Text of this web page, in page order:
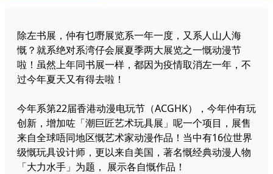
除左书展，仲有乜嘢展览系一年一度，又系人山人海
慨？就系绝对系湾仔会展夏季两大展览之一慨动漫节
啦！虽然上年同书展一样，都因为疫情取消左一年，不
过今年夏天又有得去啦！
今年系第22届香港动漫电玩节（ACGHK），今年仲有玩
创新，增加咗「潮巨匠艺术玩具展」呢一个项目，展售
来自全球唔同地区慨艺术家动漫作品！当中有16位世界
级慨玩具设计师，更以来自美国，著名慨经典动漫人物
「大力水手」为题， 展示各自慨作品！